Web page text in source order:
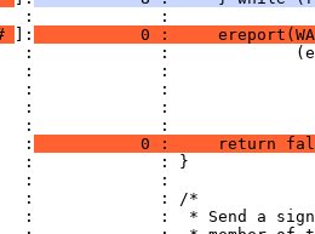
:             :
]:
0 :
:             :
:             :
:             :
:             :
:             :
:
0 :     return
:             : }
:             :
:             : /*
:             :  * Send a